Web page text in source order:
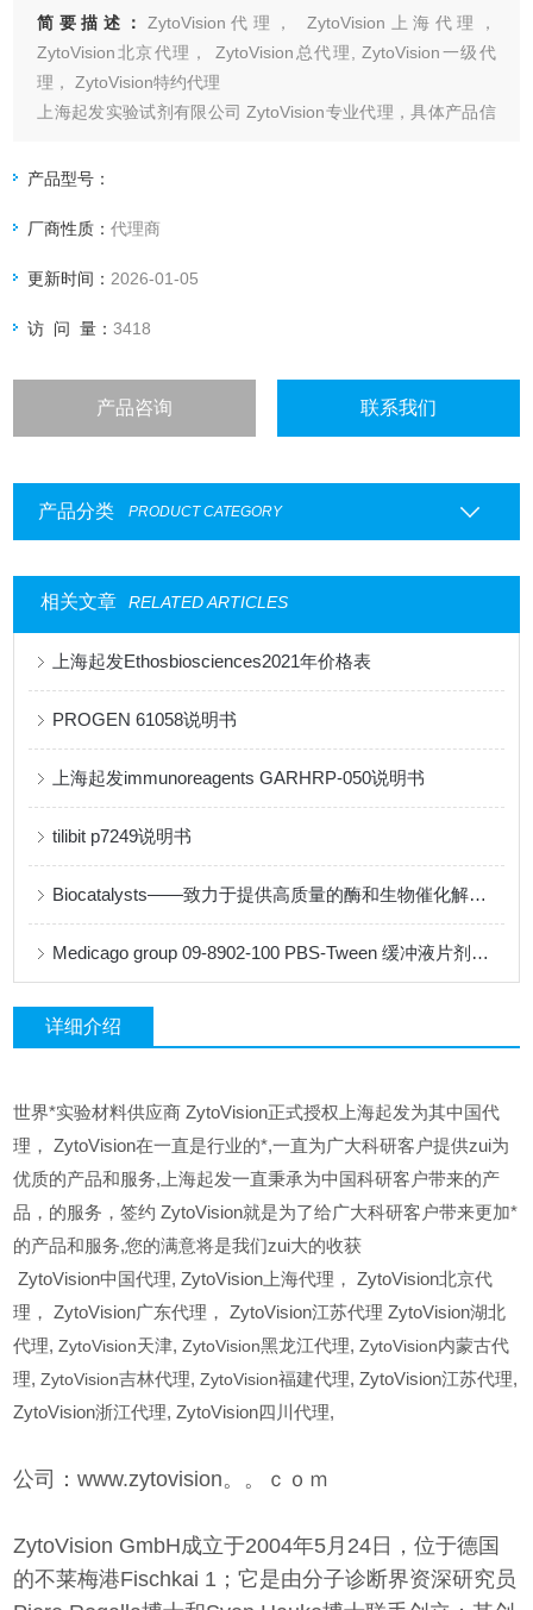
简要描述： ZytoVision代理， ZytoVision上海代理，
ZytoVision北京代理， ZytoVision总代理, ZytoVision一级代
理， ZytoVision特约代理
上海起发实验试剂有限公司 ZytoVision专业代理，具体产品信
产品型号：
厂商性质：代理商
更新时间： 2026-01-05
访 问 量：3418
产品咨询 联系我们
产品分类 PRODUCT CATEGORY
相关文章 RELATED ARTICLES
上海起发Ethosbiosciences2021年价格表
PROGEN 61058说明书
上海起发immunoreagents GARHRP-050说明书
tilibit p7249说明书
Biocatalysts——致力于提供高质量的酶和生物催化解决方案
Medicago group 09-8902-100 PBS-Tween 缓冲液片剂说明书
详细介绍
世界*实验材料供应商 ZytoVision正式授权上海起发为其中国代
理， ZytoVision在一直是行业的*,一直为广大科研客户提供zui为
优质的产品和服务,上海起发一直秉承为中国科研客户带来的产
品，的服务，签约 ZytoVision就是为了给广大科研客户带来更加*
的产品和服务,您的满意将是我们zui大的收获
ZytoVision中国代理, ZytoVision上海代理， ZytoVision北京代
理， ZytoVision广东代理， ZytoVision江苏代理 ZytoVision湖北
代理, ZytoVision天津, ZytoVision黑龙江代理, ZytoVision内蒙古代
理, ZytoVision吉林代理, ZytoVision福建代理, ZytoVision江苏代理,
ZytoVision浙江代理, ZytoVision四川代理,
公司：www.zytovision。。ｃｏｍ
ZytoVision GmbH成立于2004年5月24日，位于德国
的不莱梅港Fischkai 1；它是由分子诊断界资深研究员